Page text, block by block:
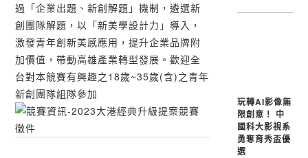
過「企業出題、新創解題」機制，遴選新
創團隊解題，以「新美學設計力」導入，
激發青年創新美感應用，提升企業品牌附
加價值，帶動高雄產業轉型發展。歡迎全
台對本競賽有興趣之18歲~35歲(含)之青年
新創團隊組隊參加
玩轉AI影像無
限創意！ 中
國科大影視系
勇奪育秀盃優
選